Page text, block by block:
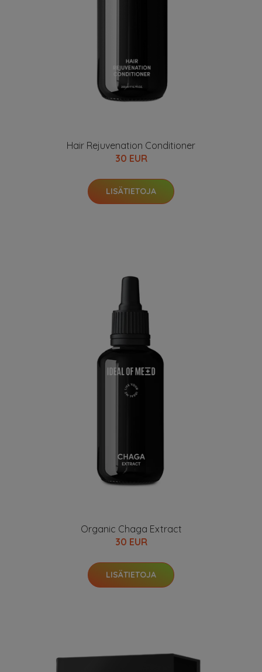
Hair Rejuvenation Conditioner
30 EUR
LISÄTIETOJA
Organic Chaga Extract
30 EUR
LISÄTIETOJA